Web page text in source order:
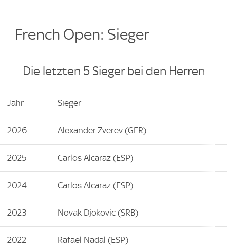
French Open: Sieger
Die letzten 5 Sieger bei den Herren
Jahr Sieger
2026 Alexander Zverev (GER)
2025 Carlos Alcaraz (ESP)
2024 Carlos Alcaraz (ESP)
2023 Novak Djokovic (SRB)
2022 Rafael Nadal (ESP)